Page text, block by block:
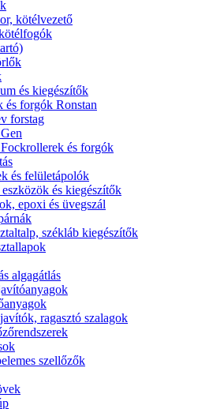
kötélvezető
és kiegészítők
és forgók Ronstan
forstag
és forgók
és felületápolók
és kiegészítők
epoxi és üvegszál
székláb kiegészítők
algagátlás
ragasztó szalagok
szellőzők